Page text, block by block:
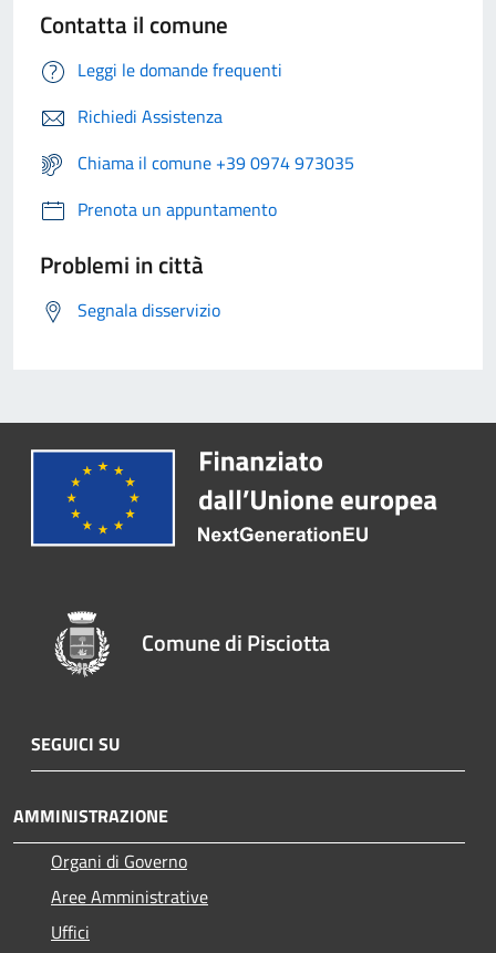
Contatta il comune
Leggi le domande frequenti
Richiedi Assistenza
Chiama il comune +39 0974 973035
Prenota un appuntamento
Problemi in città
Segnala disservizio
Comune di Pisciotta
SEGUICI SU
AMMINISTRAZIONE
Organi di Governo
Aree Amministrative
Uffici